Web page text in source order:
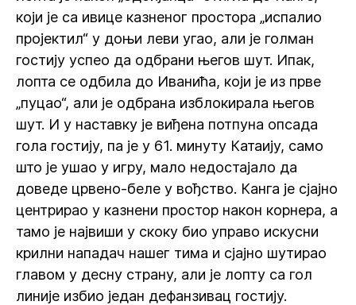
који је са ивице казненог простора „испалио
пројектил“ у доњи леви угао, али је голман
гостију успео да одбрани његов шут. Ипак,
лопта се одбила до Иванића, који је из прве
„пуцао“, али је одбрана изблокирала његов
шут. И у наставку је виђена потпуна опсада
гола гостију, па је у 61. минуту Катаију, само
што је ушао у игру, мало недостајало да
доведе црвено-беле у вођство. Канга је сјајно
центрирао у казнени простор након корнера, а
тамо је највиши у скоку био управо искусни
крилни нападач нашег тима и сјајно шутирао
главом у десну страну, али је лопту са гол
линије избио један дефанзивац гостију.